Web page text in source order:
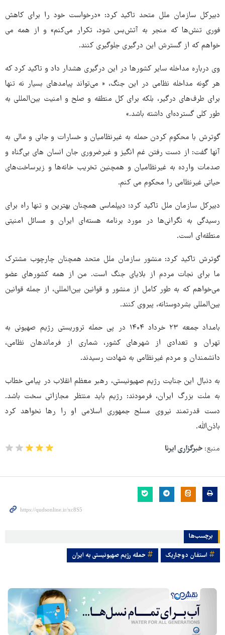
دبیرکل سازمان ملل متحد تاکید کرد: «درخواست خود را برای کاهش
فوری تنش‌ها که منجر به آتش‌بس شود، تکرار می‌کنم» و از همه می
خواهم که از گسترش این درگیری جلوگیری کنند.
وی درباره مداخله سایر کشورها در این درگیری هشدار داد و تاکید کرد که
هر گونه مداخله نظامی در این جنگ، « می‌تواند پیامدهای بسیار نه تنها
برای طرف‌های درگیر، بلکه برای کل منطقه و صلح و امنیت بین‌المللی به
طور کلی گسترده‌ای داشته باشد.»
گوترش با محکوم کردن حمله به غیرنظامیان و خسارات و جانی و مالی به
آنها گفت: از دست رفتن غم انگیز و غیرضروری جان‌ انسان های بی‌گناه و
صدمات وارده به غیرنظامیان و همچنین تخریب خانه‌ها و زیرساخت‌های
حیاتی غیرنظامی را محکوم می کنم.
دبیرکل سازمان ملل تاکید کرد: دیپلماسی همچنان بهترین و تنها راه برای
رسیدگی به نگرانی‌ها در مورد برنامه هسته‌ای ایران و مسائل امنیتی
منطقه‌ای است.
گوترش تاکید کرد: منشور سازمان ملل متحد همچنان چارچوب مشترک
ما برای نجات مردم از بلایای جنگ است. من از همه کشورهای عضو
می‌خواهم که به طور کامل از منشور و قوانین بین‌المللی، از جمله قوانین
بین‌المللی بشردوستانه، پیروی کنند.
بامداد جمعه ۲۳ خرداد ۱۴۰۴ در پی حمله تروریستی رژیم صهیونی به
تهران و تعدادی از شهرهای کشور، شماری از فرماندهان نظامی،
دانشمندان و مردم غیرنظامی به شهادت رسیدند.
به دنبال این جنایت رژیم صهیونیستی، رهبر معظم انقلاب در پیامی خطاب
به ملت بزرگ ایران، فرمودند: رژیم باید منتظر مجازاتی سخت باشد.
دست قدرتمند نیروی مسلح جمهوری اسلامی او را رها نخواهد کرد
باذن‌الله.
منبع: خبرگزاری ایرنا
برچسب‌ها
استفان دوجاریک حمله رژیم صهیونیستی به ایران